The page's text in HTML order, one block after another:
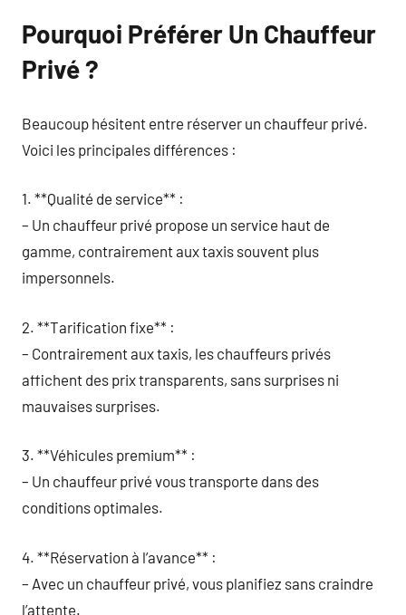
Pourquoi Préférer Un Chauffeur
Privé ?
Beaucoup hésitent entre réserver un chauffeur privé.
Voici les principales différences :
1. **Qualité de service** :
– Un chauffeur privé propose un service haut de
gamme, contrairement aux taxis souvent plus
impersonnels.
2. **Tarification fixe** :
– Contrairement aux taxis, les chauffeurs privés
affichent des prix transparents, sans surprises ni
mauvaises surprises.
3. **Véhicules premium** :
– Un chauffeur privé vous transporte dans des
conditions optimales.
4. **Réservation à l’avance** :
– Avec un chauffeur privé, vous planifiez sans craindre
l’attente.